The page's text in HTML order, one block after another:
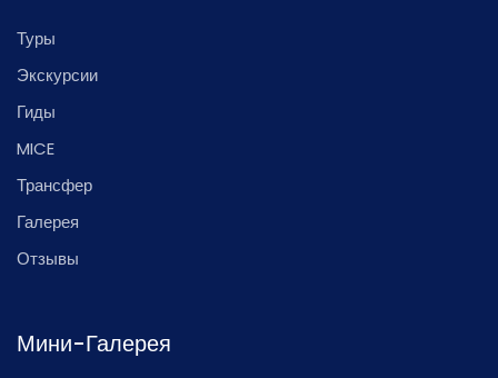
Туры
Экскурсии
Гиды
MICE
Трансфер
Галерея
Отзывы
Мини-Галерея